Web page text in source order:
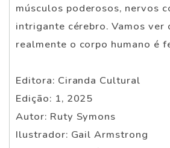
músculos poderosos, nervos
intrigante cérebro. Vamos ver
realmente o corpo humano é
Editora: Ciranda Cultural
Edição: 1, 2025
Autor: Ruty Symons
Ilustrador: Gail Armstrong